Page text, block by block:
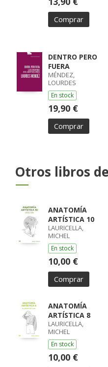
Comprar
DENTRO PERO
FUERA
MÉNDEZ,
LOURDES
En stock
19,90 €
Comprar
Otros libros
ANATOMÍA
ARTÍSTICA 10
LAURICELLA,
MICHEL
En stock
10,00 €
Comprar
ANATOMÍA
ARTÍSTICA 8
LAURICELLA,
MICHEL
En stock
10,00 €